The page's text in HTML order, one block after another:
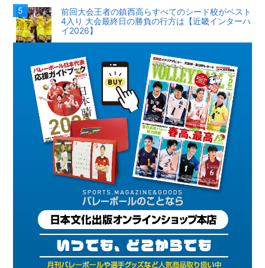
前回大会王者の鎮西高らすべてのシード校がベスト
4入り 大会最終日の勝負の行方は【近畿インターハ
イ2026】